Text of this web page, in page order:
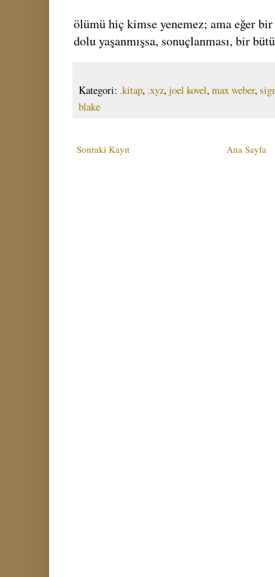
ölümü hiç kimse yenemez; ama eğer
dolu yaşanmışsa, sonuçlanması, bir
Kategori: .kitap, .xyz,joel kovel,max weber,
blake
Sonraki Kayıt Ana Sayfa